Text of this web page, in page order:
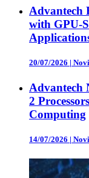
Advantech
with GPU-
20/07/2026 |
Advantech
2
Computing
14/07/2026 |